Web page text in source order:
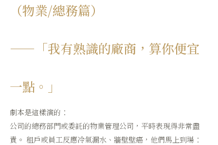
（物業/總務篇）
——「我有熟識的廠商，算你便宜
一點。」
劇本是這樣演的：
公司的總務部門或委託的物業管理公司，平時表現得非常盡
責。 租戶或員工反應冷氣漏水、牆壁壁癌，他們馬上到場：